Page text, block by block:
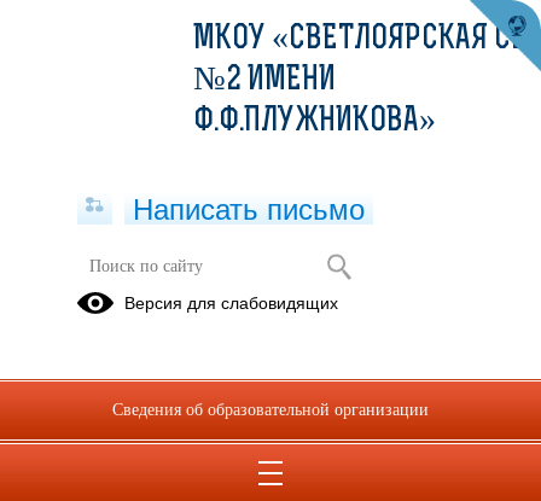
Документы
(посмотреть)
Положение о ЛДПД Солнышко.pdf
МКОУ «СВЕТЛОЯРСКАЯ СШ
№2 ИМЕНИ
Ф.Ф.ПЛУЖНИКОВА»
Написать письмо
Версия для слабовидящих
Сведения об образовательной организации